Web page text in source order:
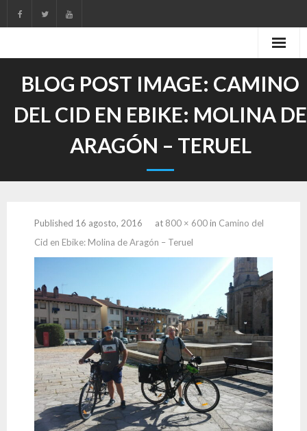
to
BLOG POST IMAGE: CAMINO
DEL CID EN EBIKE: MOLINA DE
ARAGÓN – TERUEL
Published 16 agosto, 2016 at 800 × 600in Camino del
Cid en Ebike: Molina de Aragón – Teruel